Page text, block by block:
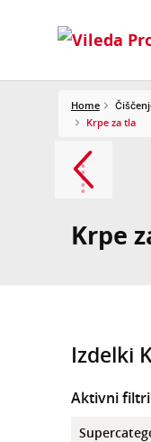
Home
Krpe za tla
Krpe
Izdelki
Aktivni filtri